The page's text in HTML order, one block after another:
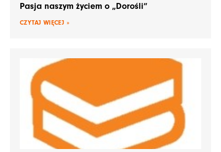
Pasja naszym życiem o „Dorośli”
CZYTAJ WIĘCEJ »